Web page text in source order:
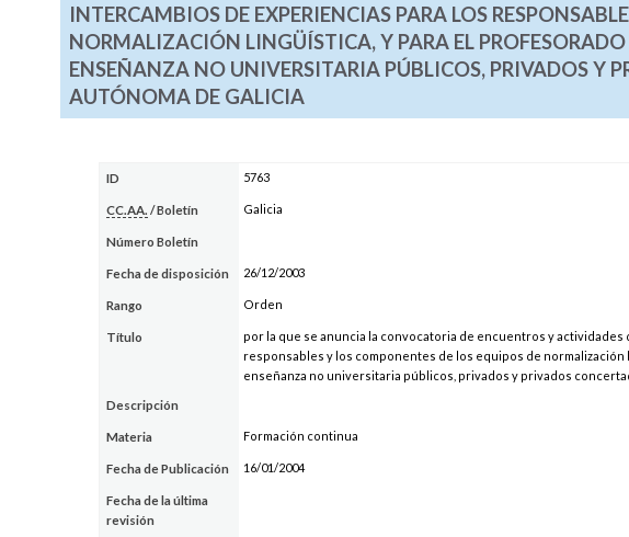
INTERCAMBIOS DE EXPERIENCIAS PARA LOS
NORMALIZACIÓN LINGÜÍSTICA, Y PARA EL PROFESORADO
ENSEÑANZA NO UNIVERSITARIA PÚBLICOS, PRIVADOS Y
AUTÓNOMA DE GALICIA
ID 5763
CC.AA. / Boletín Galicia
Número Boletín
Fecha de disposición 26/12/2003
Rango Orden
Título
por la que se anuncia la convocatoria de encuentros y
responsables y los componentes de los equipos de
enseñanza no universitaria públicos, privados y privados
Descripción
Materia Formación continua
Fecha de Publicación 16/01/2004
Fecha de la última
revisión